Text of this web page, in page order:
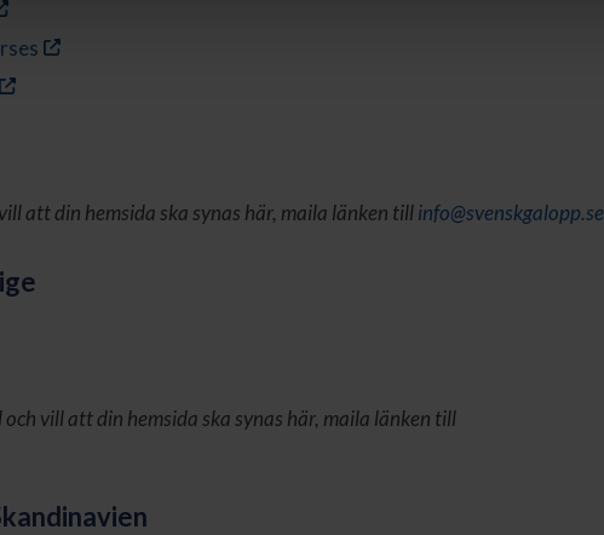
att din hemsida ska synas här, maila länken tillinfo@svenskgalopp.se
vill att din hemsida ska synas här, maila länken till